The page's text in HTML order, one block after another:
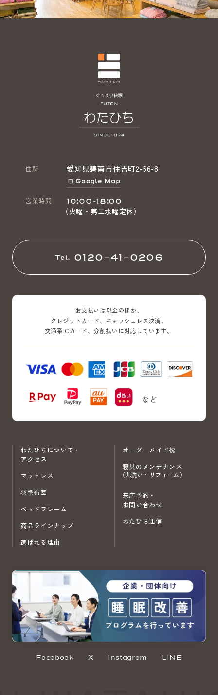
住所 愛知県碧南市住吉町2-56-8
Google Map
営業時間 10:00~18:00
（火曜・第二水曜定休）
Tel. 0120-41-0206
お支払いは現金のほか、
クレジットカード、キャッシュレス決済、
交通系ICカード、分割払いに対応しています。
わたひちについて・
アクセス
マットレス
羽毛布団
ベッドフレーム
商品ラインナップ
選ばれる理由
オーダーメイド枕
寝具のメンテナンス
（丸洗い・リフォーム）
来店予約・
お問い合わせ
わたひち通信
Facebook X Instagram LINE